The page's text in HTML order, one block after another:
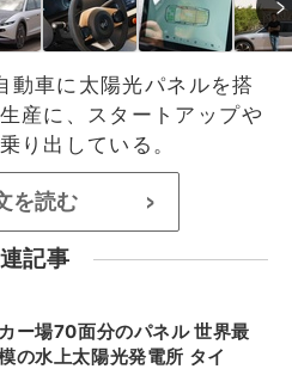
動車に太陽光パネルを搭
産に、スタートアップや
り出している。
を読む >
記事
ー場70面分のパネル 世界最
の水上太陽光発電所 タイ